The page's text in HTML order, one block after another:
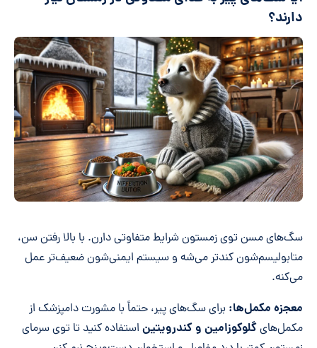
دارند؟
سگ‌های مسن توی زمستون شرایط متفاوتی دارن. با بالا رفتن سن،
متابولیسم‌شون کندتر می‌شه و سیستم ایمنی‌شون ضعیف‌تر عمل
می‌کنه.
معجزه مکمل‌ها: برای سگ‌های پیر، حتماً با مشورت دامپزشک از
مکمل‌هایگلوکوزامین و کندرویتین استفاده کنید تا توی سرمای